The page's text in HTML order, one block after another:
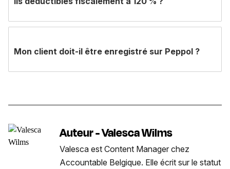
Mon client doit-il être enregistré sur Peppol ?
Auteur - Valesca Wilms
Valesca est Content Manager chez
Accountable Belgique. Elle écrit sur le statut